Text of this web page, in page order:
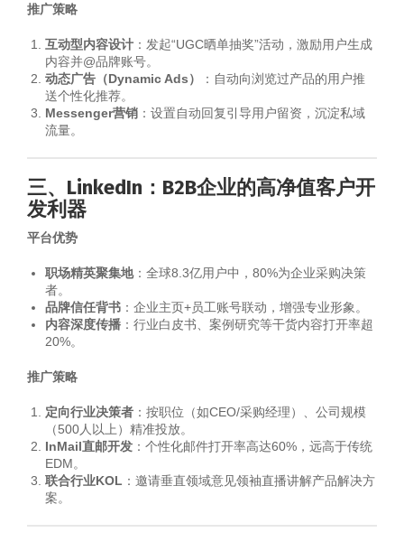
推广策略
互动型内容设计 ：发起“UGC晒单抽奖”活动，激励用户生成
内容并@品牌账号。
动态广告（Dynamic Ads）
：自动向浏览过产品的用户推
送个性化推荐。
Messenger营销 ：设置自动回复引导用户留资，沉淀私域
流量。
三、LinkedIn：B2B企业的高净值客户开
发利器
平台优势
职场精英聚集地：全球8.3亿用户中，80%为企业采购决策
者。
品牌信任背书 ：企业主页+员工账号联动，增强专业形象。
内容深度传播 ：行业白皮书、案例研究等干货内容打开率超
20%。
推广策略
定向行业决策者 ：按职位（如CEO/采购经理）、公司规模
（500人以上）精准投放。
InMail直邮开发 ：个性化邮件打开率高达60%，远高于传统
EDM。
联合行业KOL ：邀请垂直领域意见领袖直播讲解产品解决方
案。